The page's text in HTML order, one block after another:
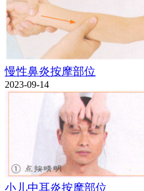
慢性鼻炎按摩部位
2023-09-14
小儿中耳炎按摩部位